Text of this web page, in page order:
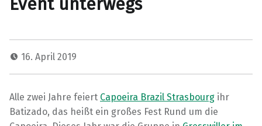
Event unterwegs
16. April 2019
Alle zwei Jahre feiert Capoeira Brazil Strasbourg ihr
Batizado, das heißt ein großes Fest Rund um die